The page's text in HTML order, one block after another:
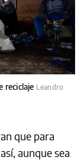
reciclaje Leandro
que para
aunque sea